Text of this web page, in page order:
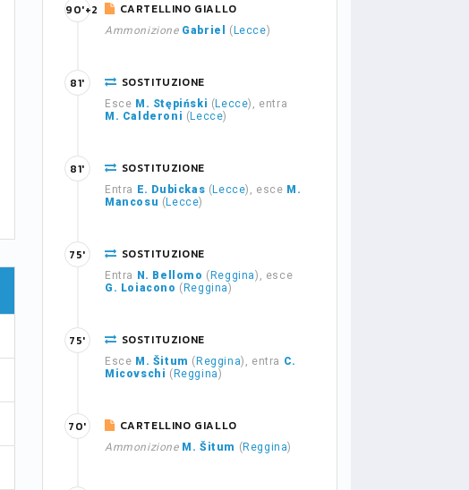
CARTELLINO GIALLO
Ammonizione Gabriel ( Lecce)
90'+2
SOSTITUZIONE
Esce M. Stępiński ( Lecce), entra
M. Calderoni ( Lecce)
81'
SOSTITUZIONE
Entra E. Dubickas ( Lecce), esce M.
Mancosu ( Lecce)
81'
SOSTITUZIONE
Entra N. Bellomo ( Reggina), esce
G. Loiacono ( Reggina)
75'
SOSTITUZIONE
Esce M. Šitum ( Reggina), entra C.
Micovschi ( Reggina)
75'
CARTELLINO GIALLO
Ammonizione M. Šitum ( Reggina)
70'